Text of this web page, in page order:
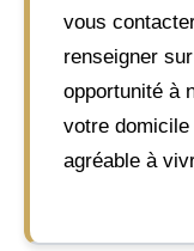
vous
renseigner
opportunité à
votre
agréable à